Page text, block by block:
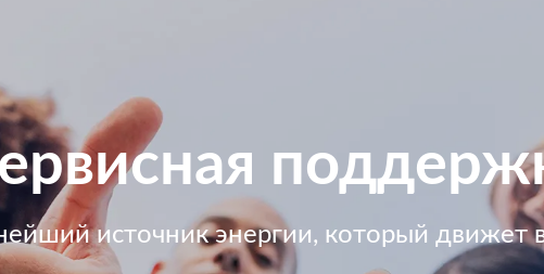
источник энергии, который движет